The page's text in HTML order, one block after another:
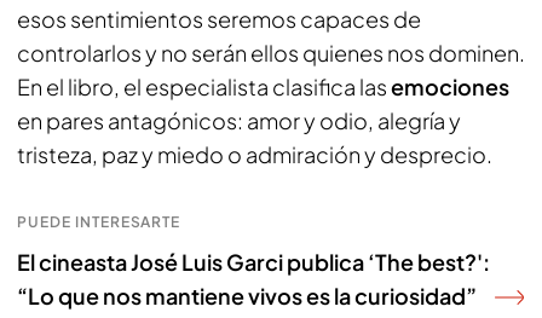
esos sentimientos seremos capaces de
controlarlos y no serán ellos quienes nos dominen.
En el libro, el especialista clasifica lasemociones
en pares antagónicos: amor y odio, alegría y
tristeza, paz y miedo o admiración y desprecio.
PUEDE INTERESARTE
El cineasta José Luis Garci publica ‘The best?':
“Lo que nos mantiene vivos es la curiosidad”